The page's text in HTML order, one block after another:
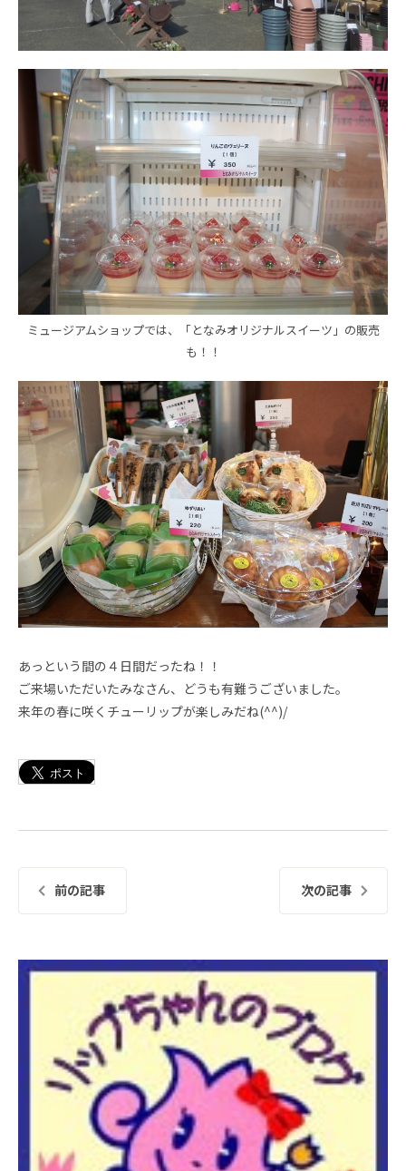
ミュージアムショップでは、「となみオリジナルスイーツ」の販売
も！！
あっという間の４日間だったね！！
ご来場いただいたみなさん、どうも有難うございました。
来年の春に咲くチューリップが楽しみだね(^^)/
前の記事 次の記事